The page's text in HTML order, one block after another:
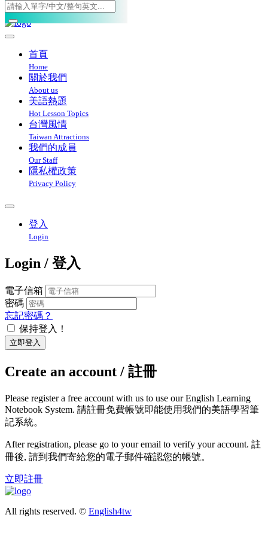
Toggle navigation
首頁
Home
關於我們
About us
美語熱題
Hot Lesson Topics
台灣風情
Taiwan Attractions
我們的成員
Our Staff
隱私權政策
Privacy Policy
登入
Login
Login / 登入
電子信箱
密碼
忘記密碼？
保持登入！
立即登入
Create an account / 註冊
Please register a free account with us to use our English Learning
Notebook System. 請註冊免費帳號即能使用我們的美語學習筆
記系統。
After registration, please go to your email to verify your account. 註
冊後, 請到我們寄給您的電子郵件確認您的帳號。
立即註冊
All rights reserved. © English4tw